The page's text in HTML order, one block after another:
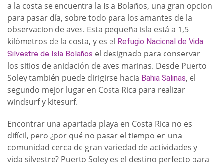
a la costa se encuentra la Isla Bolaños, una gran opcion
para pasar día, sobre todo para los amantes de la
observacion de aves. Esta pequeña isla está a 1,5
kilómetros de la costa, y es el Refugio Nacional de Vida
Silvestre de Isla Bolaños el designado para conservar
los sitios de anidación de aves marinas. Desde Puerto
Soley también puede dirigirse hacia Bahia Salinas, el
segundo mejor lugar en Costa Rica para realizar
windsurf y kitesurf.
Encontrar una apartada playa en Costa Rica no es
difícil, pero ¿por qué no pasar el tiempo en una
comunidad cerca de gran variedad de actividades y
vida silvestre? Puerto Soley es el destino perfecto para